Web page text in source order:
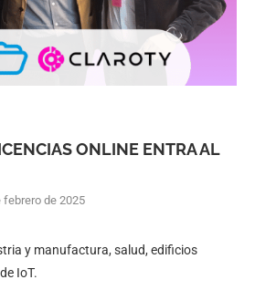
ONLINE ENTRA AL
febrero de 2025
y manufactura, salud, edificios
IoT.